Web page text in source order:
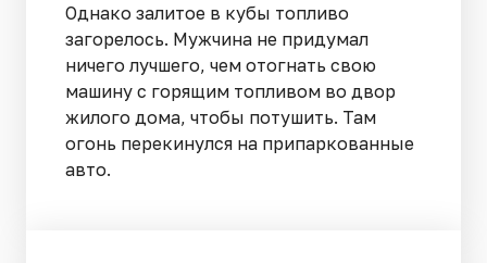
Однако залитое в кубы топливо
загорелось. Мужчина не придумал
ничего лучшего, чем отогнать свою
машину с горящим топливом во двор
жилого дома, чтобы потушить. Там
огонь перекинулся на припаркованные
авто.